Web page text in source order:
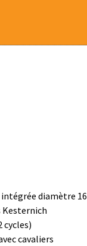
intégrée diamètre 16
Kesternich
cycles)
cavaliers